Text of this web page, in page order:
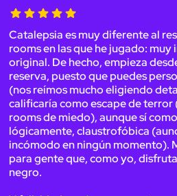
Catalepsia es muy diferente al
rooms en las que he jugado: muy
original. De hecho, empieza
reserva, puesto que puedes
(nos reímos mucho eligiendo
calificaría como escape de terror
rooms de miedo), aunque sí
lógicamente, claustrofóbica
incómodo en ningún momento).
para gente que, como yo,
negro.